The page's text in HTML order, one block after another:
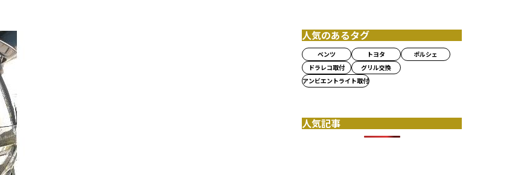
人気のあるタグ
ベンツ トヨタ
ポルシェ
ドラレコ取付
グリル交換
アンビエントライト取付
人気記事